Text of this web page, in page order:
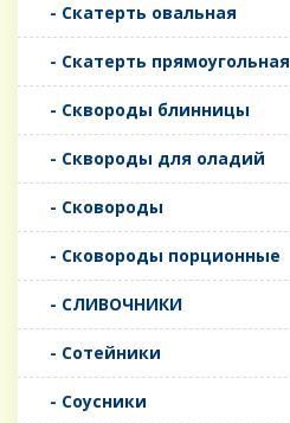
- Скатерть овальная
- Скатерть прямоугольная
- Сквороды блинницы
- Сквороды для оладий
- Сковороды
- Сковороды порционные
- СЛИВОЧНИКИ
- Сотейники
- Соусники